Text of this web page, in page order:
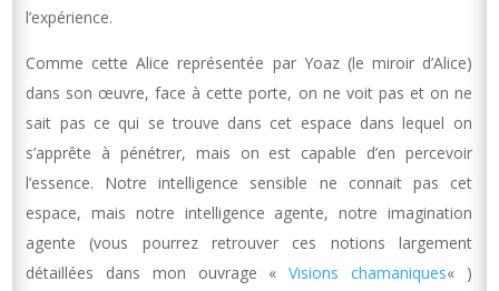
l’expérience.
Comme cette Alice représentée par Yoaz (le miroir d’Alice)
dans son œuvre, face à cette porte, on ne voit pas et on ne
sait pas ce qui se trouve dans cet espace dans lequel on
s’apprête à pénétrer, mais on est capable d’en percevoir
l’essence. Notre intelligence sensible ne connait pas cet
espace, mais notre intelligence agente, notre imagination
agente (vous pourrez retrouver ces notions largement
détaillées dans mon ouvrage «Visions chamaniques« )